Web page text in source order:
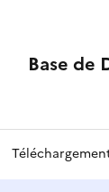
Base de